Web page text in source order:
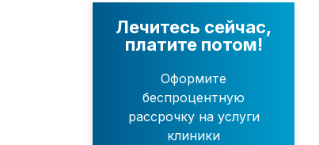
Лечитесь сейчас,
платите потом!
Оформите
беспроцентную
рассрочку на услуги
клиники